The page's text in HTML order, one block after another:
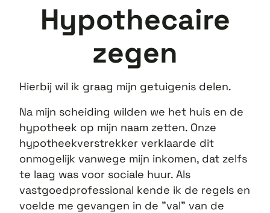
Hypothecaire
zegen
Hierbij wil ik graag mijn getuigenis delen.
Na mijn scheiding wilden we het huis en de
hypotheek op mijn naam zetten. Onze
hypotheekverstrekker verklaarde dit
onmogelijk vanwege mijn inkomen, dat zelfs
te laag was voor sociale huur. Als
vastgoedprofessional kende ik de regels en
voelde me gevangen in de "val" van de